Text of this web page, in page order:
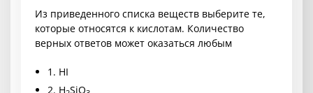
Из приведенного списка веществ выберите те,
которые относятся к кислотам. Количество
верных ответов может оказаться любым
1. HI
2. H SiO